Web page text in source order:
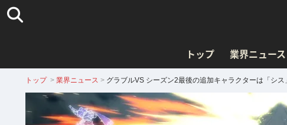
トップ 業界ニュース
トップ > 業界ニュース > グラブルVS シーズン2最後の追加キャラクターは「シス